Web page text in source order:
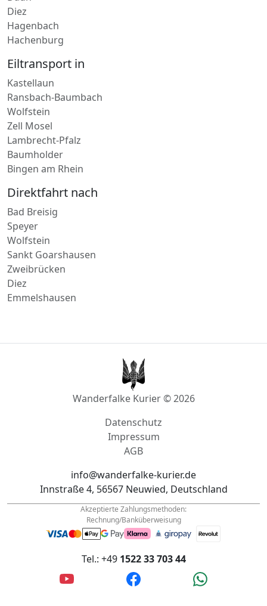
Hagenbach
Hachenburg
Eiltransport in
Kastellaun
Ransbach-Baumbach
Wolfstein
Zell Mosel
Lambrecht-Pfalz
Baumholder
Bingen am Rhein
Direktfahrt nach
Bad Breisig
Speyer
Wolfstein
Sankt Goarshausen
Zweibrücken
Diez
Emmelshausen
Wanderfalke Kurier © 2026
Impressum
AGB
Innstraße 4, 56567 Neuwied, Deutschland
Akzeptierte Zahlungsmethoden:
Rechnung/Banküberweisung